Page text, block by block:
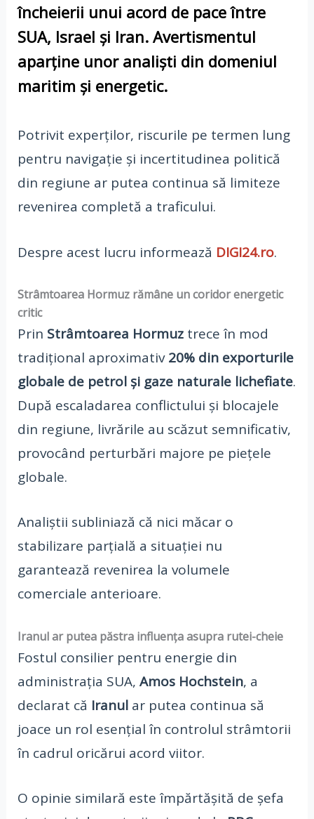
încheierii unui acord de pace între
SUA, Israel și Iran. Avertismentul
aparține unor analiști din domeniul
maritim și energetic.
Potrivit experților, riscurile pe termen lung
pentru navigație și incertitudinea politică
din regiune ar putea continua să limiteze
revenirea completă a traficului.
Despre acest lucru informează DIGI24.ro.
Strâmtoarea Hormuz rămâne un coridor energetic
critic
Prin Strâmtoarea Hormuztrece în mod
tradițional aproximativ20% din exporturile
globale de petrol și gaze naturale lichefiate.
După escaladarea conflictului și blocajele
din regiune, livrările au scăzut semnificativ,
provocând perturbări majore pe piețele
globale.
Analiștii subliniază că nici măcar o
stabilizare parțială a situației nu
garantează revenirea la volumele
comerciale anterioare.
Iranul ar putea păstra influența asupra rutei-cheie
Fostul consilier pentru energie din
administrația SUA, Amos Hochstein, a
declarat că Iranular putea continua să
joace un rol esențial în controlul strâmtorii
în cadrul oricărui acord viitor.
O opinie similară este împărtășită de șefa